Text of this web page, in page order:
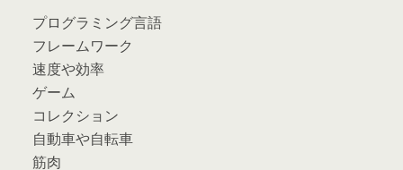
プログラミング言語
フレームワーク
速度や効率
ゲーム
コレクション
自動車や自転車
筋肉